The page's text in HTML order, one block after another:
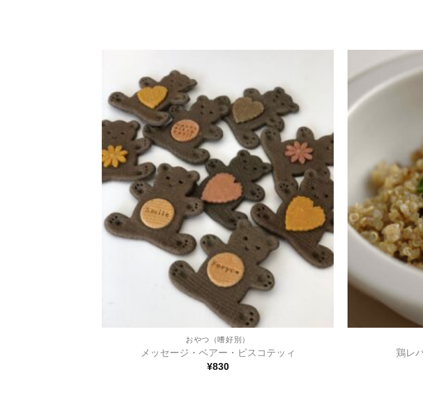
追加
おやつ（嗜好別）
メッセージ・ベアー・ビスコテッィ
¥830
鶏レ